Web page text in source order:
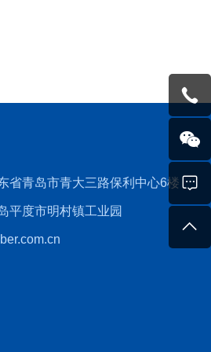
省青岛市青大三路保利中心6楼
平度市明村镇工业园